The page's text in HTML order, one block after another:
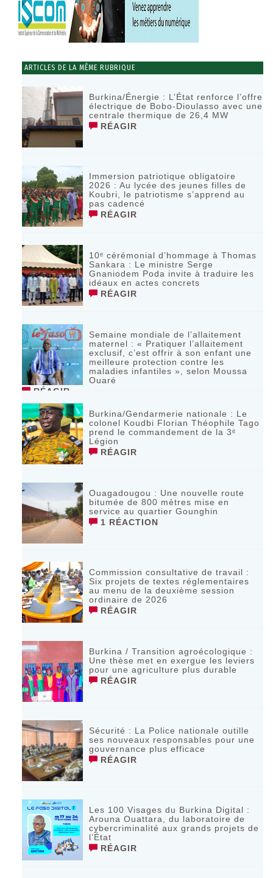
ARTICLES DE LA MÊME RUBRIQUE
Burkina/Énergie : L’État renforce l’offre
électrique de Bobo-Dioulasso avec une
centrale thermique de 26,4 MW
RÉAGIR
Immersion patriotique obligatoire
2026 : Au lycée des jeunes filles de
Koubri, le patriotisme s’apprend au
pas cadencé
RÉAGIR
10ᵉ cérémonial d’hommage à Thomas
Sankara : Le ministre Serge
Gnaniodem Poda invite à traduire les
idéaux en actes concrets
RÉAGIR
Semaine mondiale de l’allaitement
maternel : « Pratiquer l’allaitement
exclusif, c’est offrir à son enfant une
meilleure protection contre les
maladies infantiles », selon Moussa
Ouaré
RÉAGIR
Burkina/Gendarmerie nationale : Le
colonel Koudbi Florian Théophile Tago
prend le commandement de la 3ᵉ
Légion
RÉAGIR
Ouagadougou : Une nouvelle route
bitumée de 800 mètres mise en
service au quartier Gounghin
1 RÉACTION
Commission consultative de travail :
Six projets de textes réglementaires
au menu de la deuxième session
ordinaire de 2026
RÉAGIR
Burkina / Transition agroécologique :
Une thèse met en exergue les leviers
pour une agriculture plus durable
RÉAGIR
Sécurité : La Police nationale outille
ses nouveaux responsables pour une
gouvernance plus efficace
RÉAGIR
Les 100 Visages du Burkina Digital :
Arouna Ouattara, du laboratoire de
cybercriminalité aux grands projets de
l’État
RÉAGIR